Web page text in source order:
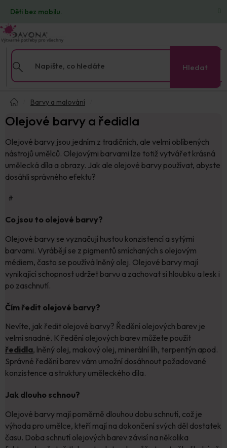
obsah
Děti bez mobilu.
Hledat
Barvy a malování
Olejové barvy a ředidla
Olejové barvy jsou jedním z tradičních, ale velmi oblíbených
nástrojů umělců. Olejovými barvami lze totiž vytvářet krásná
umělecká díla a obrazy. Jak ale olejové barvy používat, abyste
dosáhli správného efektu?
#
Co jsou to olejové barvy?
Olejové barvy se vyznačují hustou konzistencí a sytými
barvami. Vyrábějí se z pigmentů smíchaných s olejovým
médiem, často se používá lněný olej. Olejové barvy mají
vynikající schopnost udržet barvu a zachovat si hloubku a lesk i
po zaschnutí.
Čím ředit olejové barvy?
Nevíte, jak ředit olejové barvy? Ředění olejových barev je
velmi snadné. K ředění olejových barev můžete použít
ředidla, lněný olej, makový olej, minerální líh, terpentýn apod.
Správné ředění barev vám umožní dosáhnout požadované
konzistence a struktury uměleckého díla.
Jak dlouho schnou?
Olejové barvy mají poměrně dlouhou dobu schnutí, což je
výhoda pro umělce, kteří mají na dokončení svých děl dostatek
času. Doba schnutí olejových barev závisí na několika